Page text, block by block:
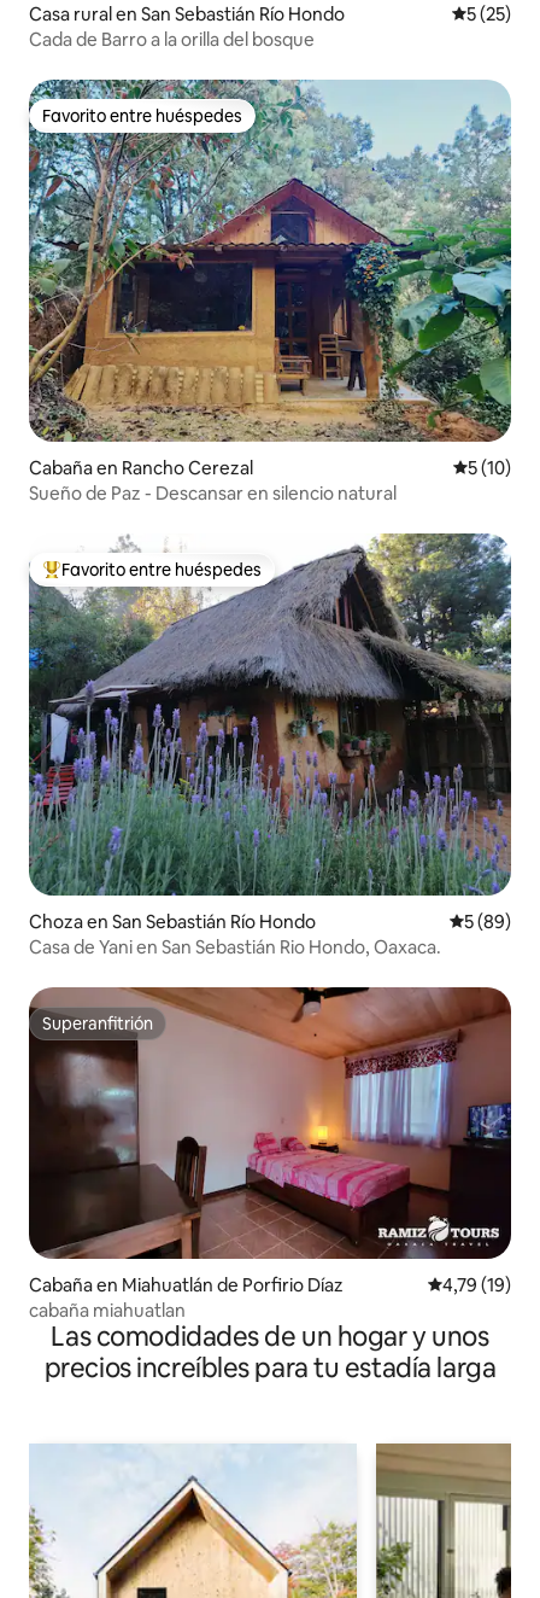
Casa rural en San Sebastián Río Hondo
5 (25)
Cada de Barro a la orilla del bosque
Favorito entre huéspedes
Favorito entre huéspedes
Cabaña en Rancho Cerezal
5 (10)
Sueño de Paz - Descansar en silencio natural
Favorito entre los huéspedes más destacados
Favorito entre huéspedes
Choza en San Sebastián Río Hondo
5 (89)
Casa de Yani en San Sebastián Rio Hondo, Oaxaca.
Superanfitrión
Superanfitrión
Cabaña en Miahuatlán de Porfirio Díaz Calificación
4,79 (19)
cabaña miahuatlan
Las comodidades de un hogar y unos
precios increíbles para tu estadía larga